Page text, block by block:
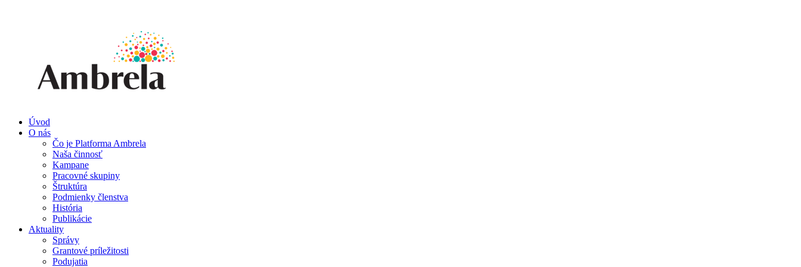
Úvod
O nás
Čo je Platforma Ambrela
Naša činnosť
Kampane
Pracovné skupiny
Štruktúra
Podmienky členstva
História
Publikácie
Aktuality
Správy
Grantové príležitosti
Podujatia